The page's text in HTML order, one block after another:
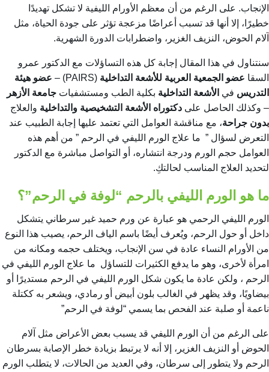
الإنجاب. على الرغم من أن معظم الأورام الليفية لا تشكل تهديدًا
خطيرًا، إلا أنها قد تسبب أعراضًا مزعجة تؤثر على جودة الحياة، مثل
آلام الحوض، النزيف الغزير، واضطرابات الدورة الشهرية.
سنتناول في هذا المقال إجابة كل هذه التساؤلات مع الدكتور عمرو
السقا عضو الجمعية العربية للأشعة التداخلية (PAIRS) –
عضو هيئة
التدريس في الأشعة التداخلية بكلية الطب ومستشفيات جامعة الأزهر
– وكذلك الحاصل على دكتوراه الأشعة التشخيصية والتداخلية والعلاج
بدون جراحة، مع مناقشة العوامل التي تعتمد عليها إجابة الطبيب عند
التعرض لسؤال ” ما علاج الورم الليفي في الرحم ” من أهم هذه
العوامل حجم الورم ودرجة انتشاره، أو التواصل مباشرة مع الدكتور
لتحديد العلاج المناسب لحالتكِ.
ما هو الورم الليفي بالرحم “لوفة في الرحم”؟
الورم الليفي الرحمي هو عبارة عن ورم حميد غير سرطاني يتشكل
داخل أو حول الرحم، ويُعرف أيضًا باسم
الياف الرحم، يصيب هذا النوع
من الأورام النساء عادة في سن الإنجاب، ويختلف حجمه ومكانه من
امرأة لأخرى، وهو ما يدفع الكثيرات للتساؤل ما علاج الورم الليفي في
الرحم ، ولكن عادة ما يكون شكل الورم الليفي في الرحم مستديرًا أو
بيضاويًا، وقد يظهر في الغالب بلون أبيض أو رمادي، ويشعر به ككتلة
ناعمة أو صلبة عند الفحص بما يسمي “لوفة في الرحم”
على الرغم من أن الورم الليفي قد يسبب بعض الأعراض مثل آلام
الحوض أو النزيف الغزير، إلا أنه لا يرتبط بزيادة خطر الإصابة بسرطان
الرحم ولا يتطور إلى سرطان، وفي العديد من الحالات، لا يتطلب الورم